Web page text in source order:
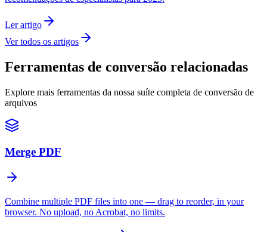
Ler artigo
Ver todos os artigos
Ferramentas de conversão relacionadas
Explore mais ferramentas da nossa suíte completa de conversão de
arquivos
Merge PDF
Combine multiple PDF files into one — drag to reorder, in your
browser. No upload, no Acrobat, no limits.